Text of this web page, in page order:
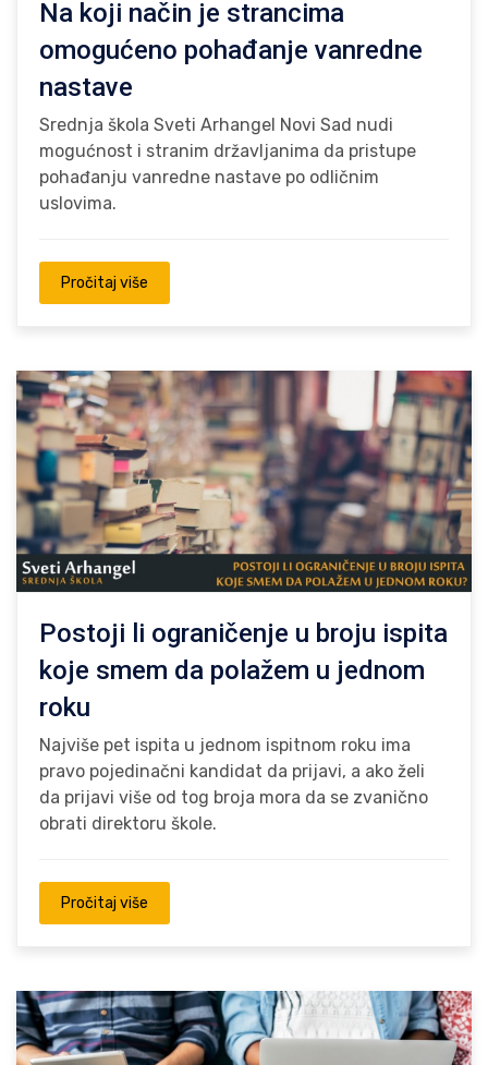
Na koji način je strancima
omogućeno pohađanje vanredne
nastave
Srednja škola Sveti Arhangel Novi Sad nudi
mogućnost i stranim državljanima da pristupe
pohađanju vanredne nastave po odličnim
uslovima.
Pročitaj više
Postoji li ograničenje u broju ispita
koje smem da polažem u jednom
roku
Najviše pet ispita u jednom ispitnom roku ima
pravo pojedinačni kandidat da prijavi, a ako želi
da prijavi više od tog broja mora da se zvanično
obrati direktoru škole.
Pročitaj više